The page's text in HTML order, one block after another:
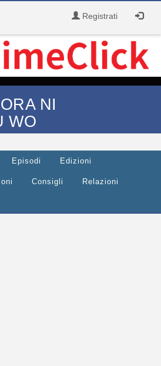
Registrati
NI
WO
Episodi Edizioni
Consigli Relazioni